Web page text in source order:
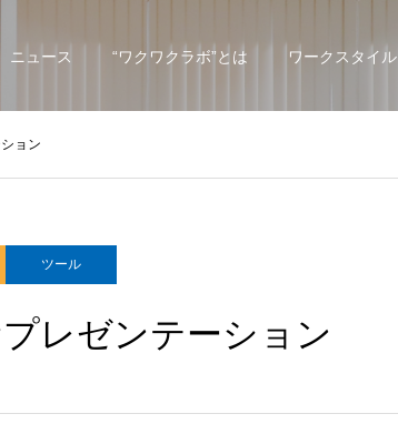
ニュース “ワクワクラボ”とは ワークスタイル
ョン
ツール
レゼンテーション